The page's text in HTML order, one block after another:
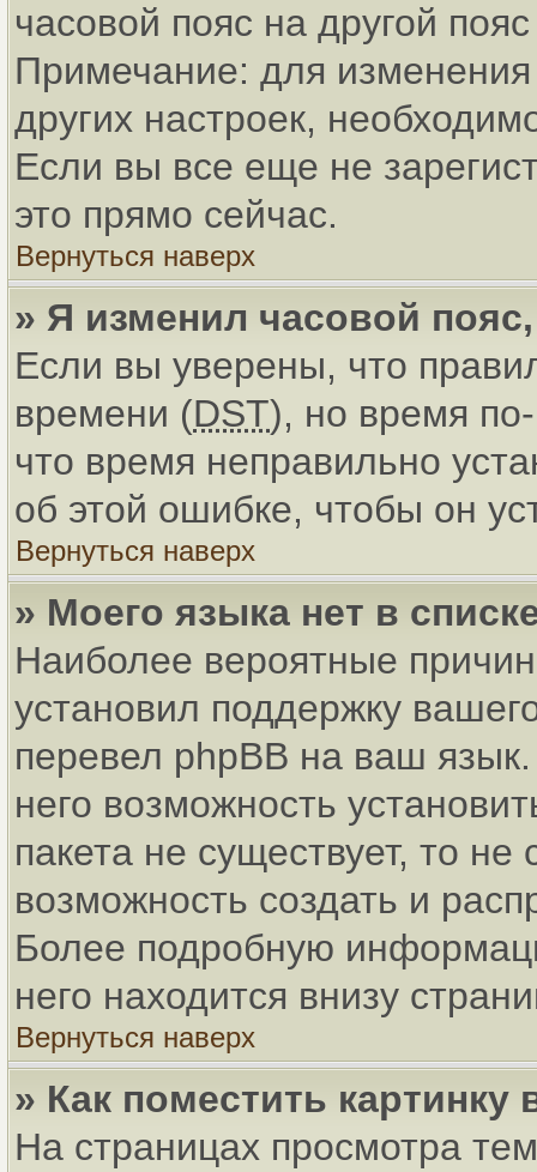
часовой пояс на другой
Примечание: для изменения
других настроек,
Если вы все еще не
это прямо сейчас.
Вернуться наверх
» Я изменил часовой
Если вы уверены, что
времени (DST), но время
что время неправильно
об этой ошибке, чтобы он
Вернуться наверх
» Моего языка нет в
Наиболее вероятные
установил поддержку
перевел phpBB на ваш
него возможность
пакета не существует, то
возможность создать и
Более подробную
него находится внизу
Вернуться наверх
» Как поместить
На страницах просмотра